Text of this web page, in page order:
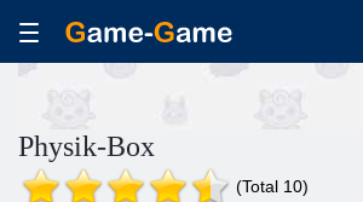
Physik-Box
(Total 10)